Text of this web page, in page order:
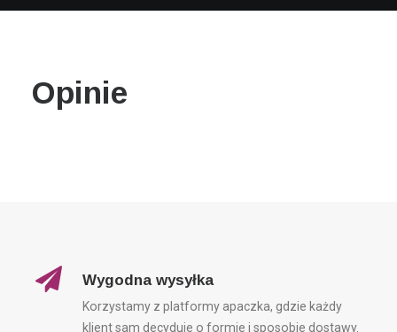
Opinie
Wygodna wysyłka
Korzystamy z platformy apaczka, gdzie każdy
klient sam decyduje o formie i sposobie dostawy.